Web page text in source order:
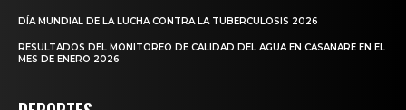
DÍA MUNDIAL DE LA LUCHA CONTRA LA TUBERCULOSIS 2026
RESULTADOS DEL MONITOREO DE CALIDAD DEL AGUA EN CASANARE EN EL
MES DE ENERO 2026